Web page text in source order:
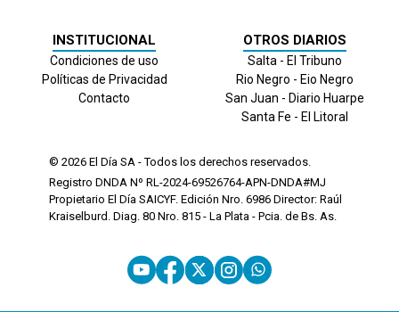
INSTITUCIONAL
Condiciones de uso
Políticas de Privacidad
Contacto
OTROS DIARIOS
Salta - El Tribuno
Rio Negro - Eio Negro
San Juan - Diario Huarpe
Santa Fe - El Litoral
© 2026 El Día SA - Todos los derechos reservados.
Registro DNDA Nº RL-2024-69526764-APN-DNDA#MJ
Propietario El Día SAICYF. Edición Nro. 6986 Director: Raúl
Kraiselburd. Diag. 80 Nro. 815 - La Plata - Pcia. de Bs. As.